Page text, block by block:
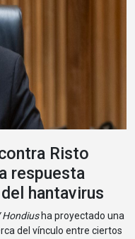
Risto
respuesta
hantavirus
Hondiusha proyectado una
del vínculo entre ciertos